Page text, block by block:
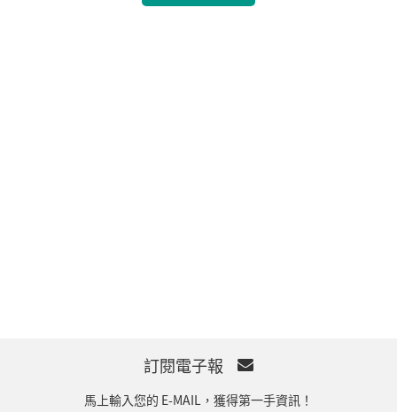
訂閱電子報
馬上輸入您的 E-MAIL，獲得第一手資訊！